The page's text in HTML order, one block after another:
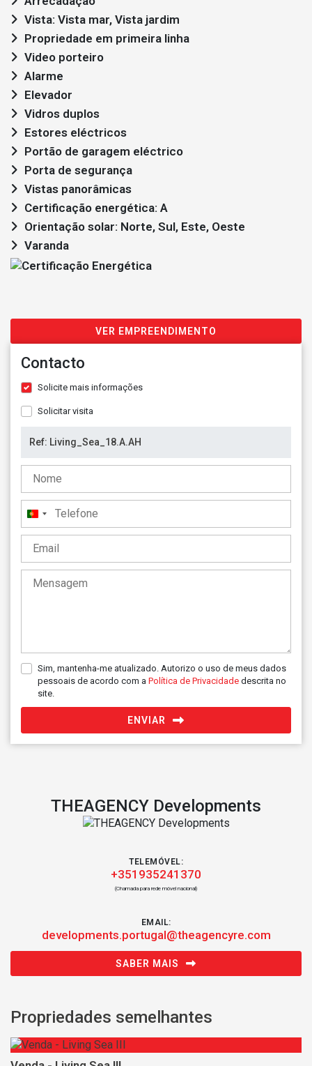
Vista: Vista mar, Vista jardim
Propriedade em primeira linha
Video porteiro
Alarme
Elevador
Vidros duplos
Estores eléctricos
Portão de garagem eléctrico
Porta de segurança
Vistas panorâmicas
Certificação energética: A
Orientação solar: Norte, Sul, Este, Oeste
Varanda
VER EMPREENDIMENTO
Contacto
Solicite mais informações
Solicitar visita
Portugal
+351
Sim, mantenha-me atualizado. Autorizo o uso de meus dados
pessoais de acordo com a Política de Privacidade descrita no
site.
ENVIAR
THEAGENCY Developments
TELEMÓVEL:
+351935241370
(Chamada para rede móvel nacional)
EMAIL:
developments.portugal@theagencyre.com
SABER MAIS
Propriedades semelhantes